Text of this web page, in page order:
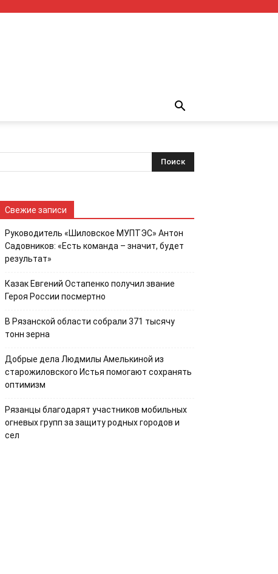
Свежие записи
Руководитель «Шиловское МУПТЭС» Антон
Садовников: «Есть команда – значит, будет
результат»
Казак Евгений Остапенко получил звание
Героя России посмертно
В Рязанской области собрали 371 тысячу
тонн зерна
Добрые дела Людмилы Амелькиной из
старожиловского Истья помогают сохранять
оптимизм
Рязанцы благодарят участников мобильных
огневых групп за защиту родных городов и
сел